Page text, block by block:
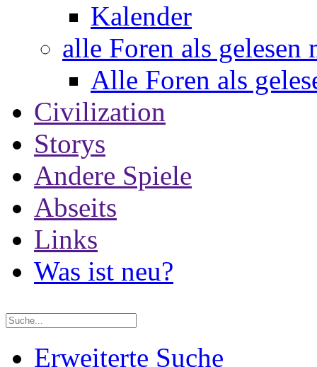
Kalender
alle Foren als gelesen
Alle Foren als
Civilization
Storys
Andere Spiele
Abseits
Links
Was ist neu?
Erweiterte Suche